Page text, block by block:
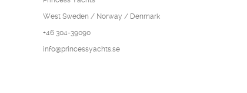
West Sweden / Norway / Denmark
+46 304-39090
info@princessyachts.se